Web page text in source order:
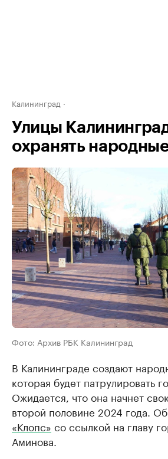
Калининград
Улицы
охранять
Фото: Архив РБК Калининград
В Калининграде создают
которая будет патрулировать
Ожидается, что она начнет
второй половине 2024 года.
«Клопс» со ссылкой на главу
Аминова.